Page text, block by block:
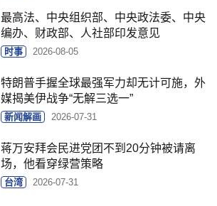
最高法、中央组织部、中央政法委、中央
编办、财政部、人社部印发意见
时事 2026-08-05
特朗普手握全球最强军力却无计可施，外
媒揭美伊战争“无解三选一”
新闻解画 2026-07-31
蒋万安拜会民进党团不到20分钟被请离
场，他看穿绿营策略
台湾 2026-07-31